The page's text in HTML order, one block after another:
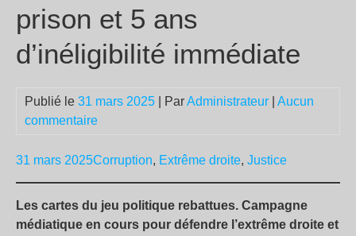
prison et 5 ans
d’inéligibilité immédiate
Publié le 31 mars 2025 | ParAdministrateur
Aucun
commentaire
31 mars 2025Corruption, Extrême droite, Justice
Les cartes du jeu politique rebattues. Campagne
médiatique en cours pour défendre l’extrême droite et